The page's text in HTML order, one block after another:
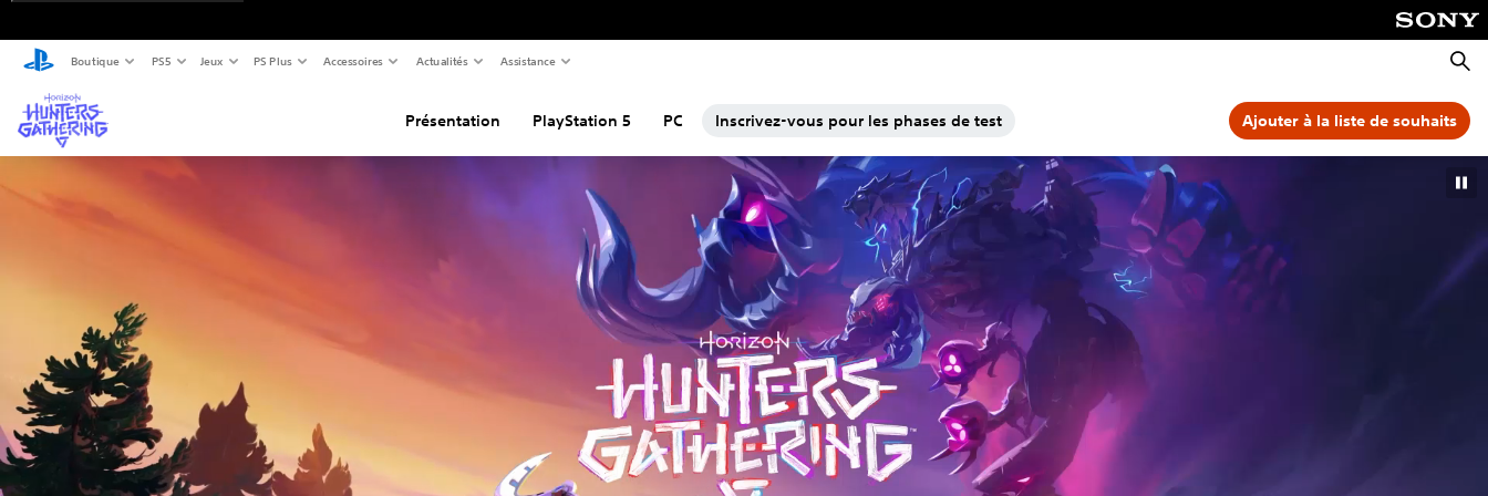
Boutique PS5 Jeux PS Plus Accessoires Actualités Assistance
Présentation PlayStation 5 PC Inscrivez-vous pour les phases de test Ajouter à la liste de souhaits